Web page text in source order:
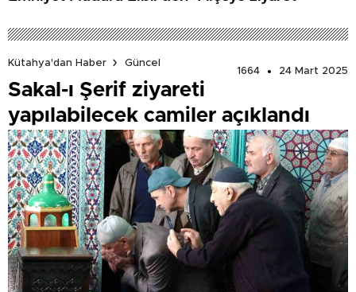
Kütahya'dan Haber
Güncel
1664
24 Mart 2025
Sakal-ı Şerif ziyareti
yapılabilecek camiler açıklandı